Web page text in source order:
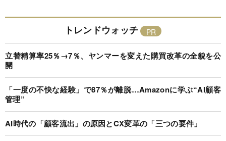
トレンドウォッチ
立替精算率25％→7％、ヤンマーを変えた購買改革の全貌を公
開
「一度の不快な経験」で87％が離脱…Amazonに学ぶ“AI顧客
管理”
AI時代の「顧客流出」の原因とCX変革の「三つの要件」